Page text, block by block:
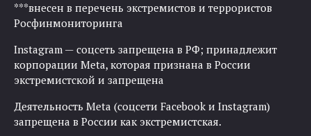
***внесен в перечень экстремистов и террористов
Росфинмониторинга
Instagram — соцсеть запрещена в РФ; принадлежит
корпорации Meta, которая признана в России
экстремистской и запрещена
Деятельность Meta (соцсети Facebook и Instagram)
запрещена в России как экстремистская.